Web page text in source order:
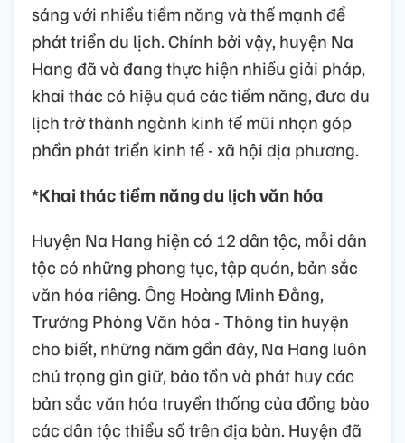
sáng với nhiều tiềm năng và thế mạnh để
phát triển du lịch. Chính bởi vậy, huyện Na
Hang đã và đang thực hiện nhiều giải pháp,
khai thác có hiệu quả các tiềm năng, đưa du
lịch trở thành ngành kinh tế mũi nhọn góp
phần phát triển kinh tế - xã hội địa phương.
*Khai thác tiềm năng du lịch văn hóa
Huyện Na Hang hiện có 12 dân tộc, mỗi dân
tộc có những phong tục, tập quán, bản sắc
văn hóa riêng. Ông Hoàng Minh Đằng,
Trưởng Phòng Văn hóa - Thông tin huyện
cho biết, những năm gần đây, Na Hang luôn
chú trọng gìn giữ, bảo tồn và phát huy các
bản sắc văn hóa truyền thống của đồng bào
các dân tộc thiểu số trên địa bàn. Huyện đã